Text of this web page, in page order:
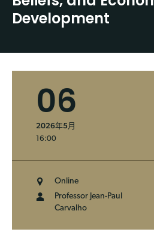
Development
06
2026年5月
16:00
Online
Professor Jean-Paul
Carvalho